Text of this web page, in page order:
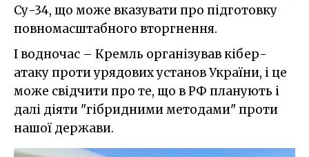
Су-34, що може вказувати про підготовку
повномасштабного вторгнення.
І водночас – Кремль організував кібер-
атаку проти урядових установ України, і це
може свідчити про те, що в РФ планують і
далі діяти "гібридними методами" проти
нашої держави.